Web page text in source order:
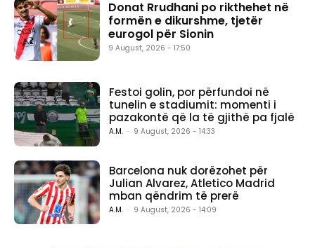
Donat Rrudhani po rikthehet në
formën e dikurshme, tjetër
eurogol për Sionin
9 August, 2026 - 17:50
Festoi golin, por përfundoi në
tunelin e stadiumit: momenti i
pazakontë që la të gjithë pa fjalë
A.M. - 9 August, 2026 - 14:33
Barcelona nuk dorëzohet për
Julian Alvarez, Atletico Madrid
mban qëndrim të prerë
A.M. - 9 August, 2026 - 14:09